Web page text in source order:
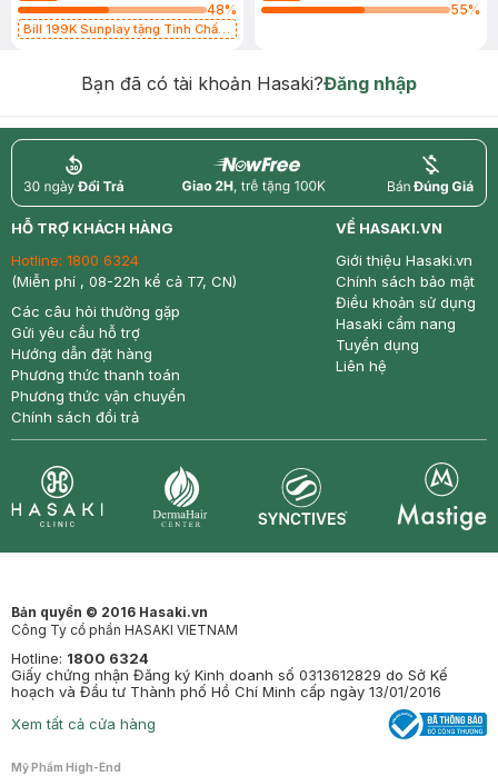
48%
Bill 199K Sunplay tặng Tinh Chất
55%
Bạn đã có tài khoản Hasaki?Đăng nhập
return nowfree price
HỖ TRỢ KHÁCH HÀNG
Hotline: 1800 6324
(Miễn phí , 08-22h kể cả T7, CN)
Các câu hỏi thường gặp
Gửi yêu cầu hỗ trợ
Hướng dẫn đặt hàng
Phương thức thanh toán
Phương thức vận chuyển
Chính sách đổi trả
VỀ HASAKI.VN
Giới thiệu Hasaki.vn
Chính sách bảo mật
Điều khoản sử dụng
Hasaki cẩm nang
Tuyển dụng
Liên hệ
Bản quyền © 2016 Hasaki.vn
Công Ty cổ phần HASAKI VIETNAM
Hotline: 1800 6324
Giấy chứng nhận Đăng ký Kinh doanh số 0313612829 do Sở Kế
hoạch và Đầu tư Thành phố Hồ Chí Minh cấp ngày 13/01/2016
Xem tất cả cửa hàng
Mỹ Phẩm High-End